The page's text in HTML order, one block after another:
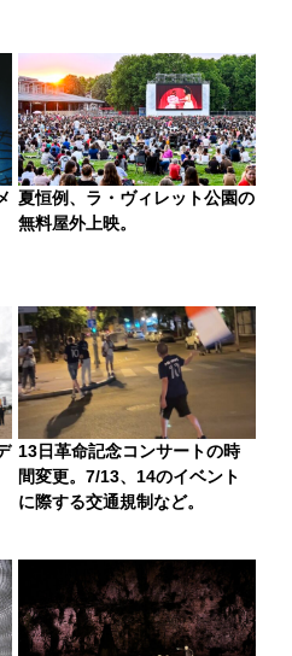
夏恒例、ラ・ヴィレット公園の
無料屋外上映。
13日革命記念コンサートの時
間変更。7/13、14のイベント
に際する交通規制など。